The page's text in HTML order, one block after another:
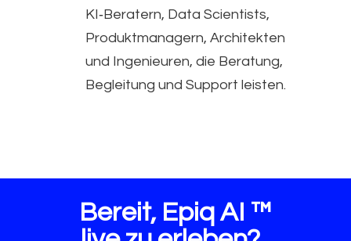
KI‑Beratern, Data Scientists,
Produktmanagern, Architekten
und Ingenieuren, die Beratung,
Begleitung und Support leisten.
Bereit, Epiq AI ™